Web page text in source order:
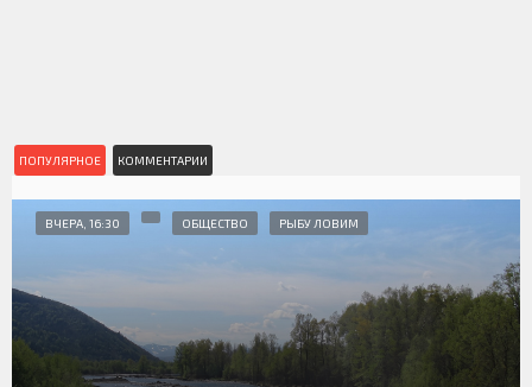
ПОПУЛЯРНОЕ КОММЕНТАРИИ
ВЧЕРА, 16:30 ОБЩЕСТВО РЫБУ ЛОВИМ